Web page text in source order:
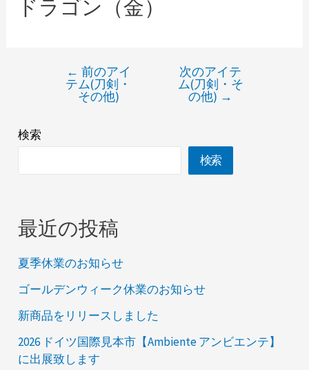
ドラゴン（金）
← 前のアイ
テム(刀剣・
その他)
次のアイテ
ム(刀剣・そ
の他) →
検索
検索
最近の投稿
夏季休業のお知らせ
ゴールデンウィーク休業のお知らせ
新商品をリリースしました
2026 ドイツ国際見本市【Ambiente アンビエンテ】
に出展致します